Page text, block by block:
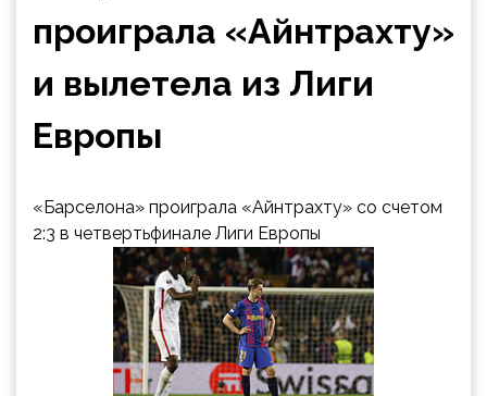
проиграла «Айнтрахту»
и вылетела из Лиги
Европы
«Барселона» проиграла «Айнтрахту» со счетом
2:3 в четвертьфинале Лиги Европы